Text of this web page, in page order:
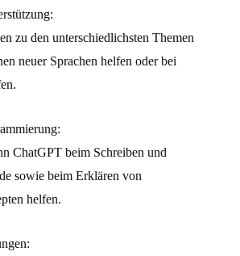
zu den unterschiedlichsten Themen
neuer Sprachen helfen oder bei
ChatGPT beim Schreiben und
sowie beim Erklären von
helfen.